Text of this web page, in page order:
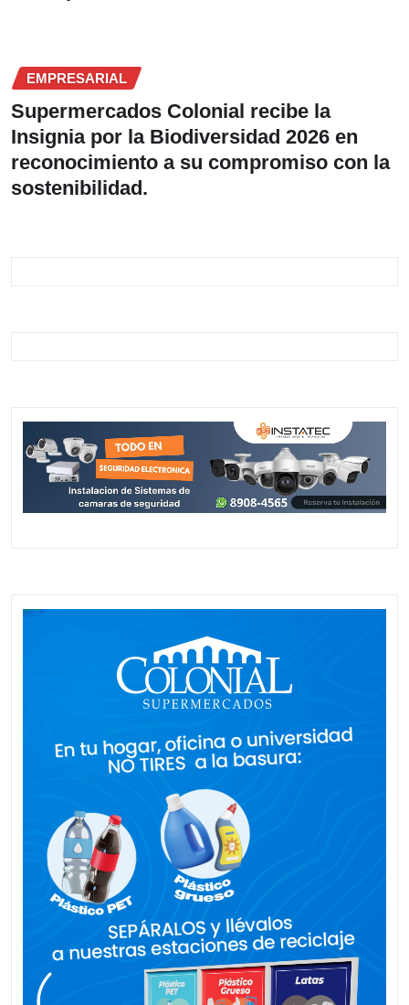
EMPRESARIAL
Supermercados Colonial recibe la
Insignia por la Biodiversidad 2026 en
reconocimiento a su compromiso con la
sostenibilidad.